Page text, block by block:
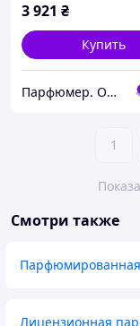
3 921 ₴
Купить
Парфюмер. Оригинальная парфюмерия и косметика в Харькове, Украине
1
Смотри также
Лицензионная